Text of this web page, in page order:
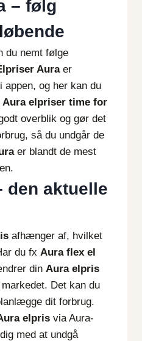
– følg
du nemt følge
Auraer
og her kan du
Aura elpriser time for
overblik og gør det
så du undgår de
er blandt de mest
den aktuelle
afhænger af, hvilket
du fx Aura flex el
din Aura elpris
Det kan du
dit forbrug.
elpris via Aura-
med at undgå